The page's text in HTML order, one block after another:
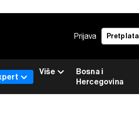
Prijava Pretplata
Bosna i
Hercegovina
Više